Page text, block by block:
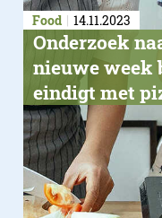
Food 14.11.2023
Onderzoek
nieuwe week
eindigt met